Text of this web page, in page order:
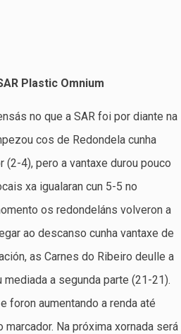
Plastic Omnium
no que a SAR foi por diante na
cos de Redondela cunha
(2-4), pero a vantaxe durou pouco
xa igualaran cun 5-5 no
os redondeláns volveron a
ao descanso cunha vantaxe de
as Carnes do Ribeiro deulle a
a segunda parte (21-21).
foron aumentando a renda até
Na próxima xornada será